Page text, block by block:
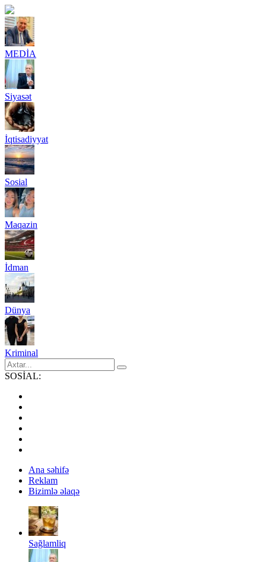
MEDİA
Siyasət
İqtisadiyyat
Sosial
Maqazin
İdman
Dünya
Kriminal
SOSİAL:
Ana səhifə
Reklam
Bizimlə əlaqə
Sağlamliq